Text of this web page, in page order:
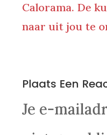
Calorama. De
naar uit jou te
Plaats Een
Je e-